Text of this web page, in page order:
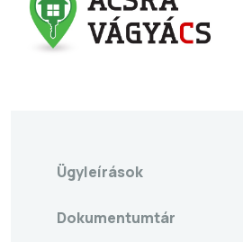
Ügyleírások
Dokumentumtár